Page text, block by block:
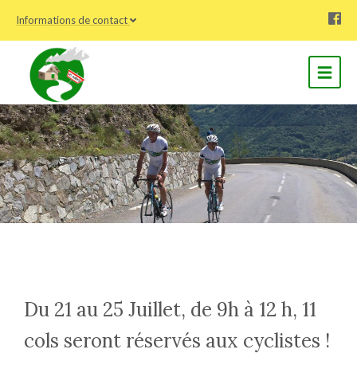
Informations de contact
Du 21 au 25 Juillet, de 9h à 12 h, 11
cols seront réservés aux cyclistes !